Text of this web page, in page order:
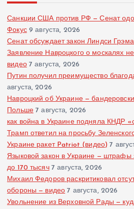
Санкции США против РФ — Сенат
Фокус 9 августа, 2026
Сенат обсуждает закон Линдси
Заявление Навроцкого о москалях
видео 7 августа, 2026
Путин получил преимущество
августа, 2026
Навроцкий об Украине —
Польше 7 августа, 2026
как война в Украине подняла КНДР
Трамп ответил на просьбу
Украине ракет Patriot (видео) 7
Языковой закон в Украине — штрафы
до 170 тысяч 7 августа, 2026
Михаил Федоров раскритиковал
обороны — видео 7 августа, 2026
Увольнение из Верховной Рады —